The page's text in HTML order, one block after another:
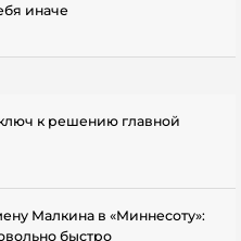
иначе
к решению главной
Малкина в «Миннесоту»:
быстро